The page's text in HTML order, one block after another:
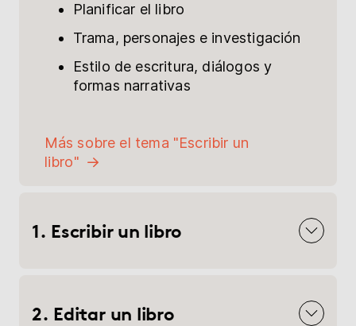
Planificar el libro
Trama, personajes e investigación
Estilo de escritura, diálogos y
formas narrativas
Más sobre el tema "Escribir un
libro"
1. Escribir un libro
2. Editar un libro